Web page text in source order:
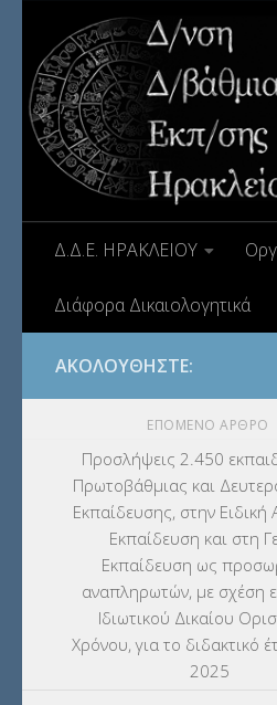
Δ.Δ.Ε. ΗΡΑΚΛΕΙΟΥ
Διάφορα Δικαιολογητικά
ΑΚΟΛΟΥΘΉΣΤΕ:
ΕΠΌΜΕΝΟ ΆΡΘΡΟ
Προσλήψεις 2.450
Πρωτοβάθμιας και
Εκπαίδευσης, στην Ειδική
Εκπαίδευση και στη
Εκπαίδευση ως
αναπληρωτών, με σχέση
Ιδιωτικού Δικαίου
Χρόνου, για το διδακτικό
2025